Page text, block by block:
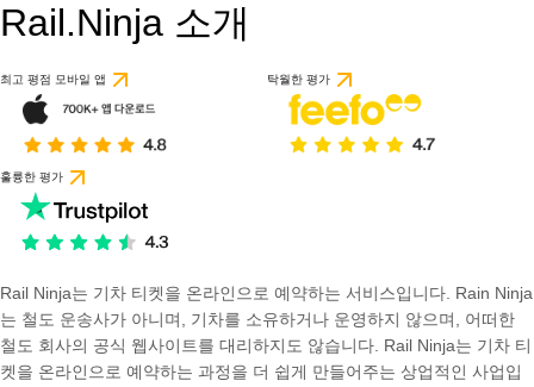
Rail.Ninja 소개
최고 평점 모바일 앱 탁월한 평가
훌륭한 평가
Rail Ninja는 기차 티켓을 온라인으로 예약하는 서비스입니다. Rain Ninja
는 철도 운송사가 아니며, 기차를 소유하거나 운영하지 않으며, 어떠한
철도 회사의 공식 웹사이트를 대리하지도 않습니다. Rail Ninja는 기차 티
켓을 온라인으로 예약하는 과정을 더 쉽게 만들어주는 상업적인 사업입